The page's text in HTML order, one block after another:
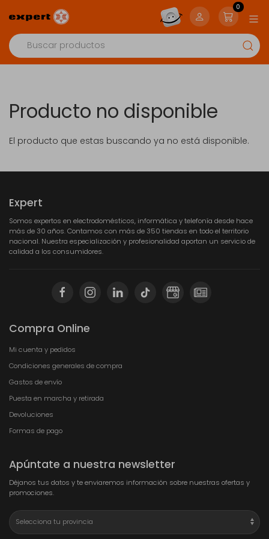
0
Producto no disponible
El producto que estas buscando ya no está disponible.
Expert
Somos expertos en electrodomésticos, informática y telefonía desde hace
más de 30 años. Contamos con más de 350 tiendas en todo el territorio
nacional. Nuestra especialización y profesionalidad aportan un servicio de
calidad a los consumidores.
Compra Online
Mi cuenta y pedidos
Condiciones generales de compra
Gastos de envío
Puesta en marcha y retirada
Devoluciones
Formas de pago
Apúntate a nuestra newsletter
Déjanos tus datos y te enviaremos información sobre nuestras ofertas y
promociones.